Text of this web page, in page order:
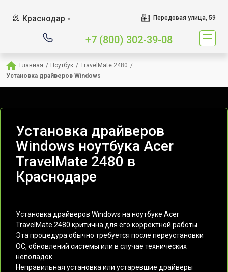
Краснодар ▼ Передовая улица, 59
+7 (800) 302-39-08
Главная / Ноутбук / TravelMate 2480 /
Установка драйверов Windows
Установка драйверов
Windows ноутбука Acer
TravelMate 2480 в
Краснодаре
Установка драйверов Windows на ноутбуке Acer
TravelMate 2480 критична для его корректной работы.
Эта процедура обычно требуется после переустановки
ОС, обновлений системы или в случае технических
неполадок.
Неправильная установка или устаревшие драйверы